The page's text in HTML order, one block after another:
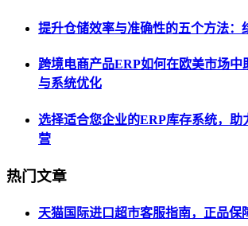
提升仓储效率与准确性的五个方法：
跨境电商产品ERP如何在欧美市场中
与系统优化
选择适合您企业的ERP库存系统，助
营
热门文章
天猫国际进口超市客服指南，正品保